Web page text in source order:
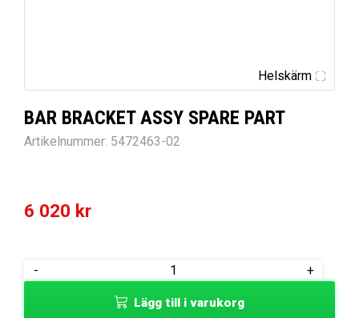
Helskärm
BAR BRACKET ASSY SPARE PART
Artikelnummer: 5472463-02
6 020 kr
-
BAR
+
Lägg till i varukorg